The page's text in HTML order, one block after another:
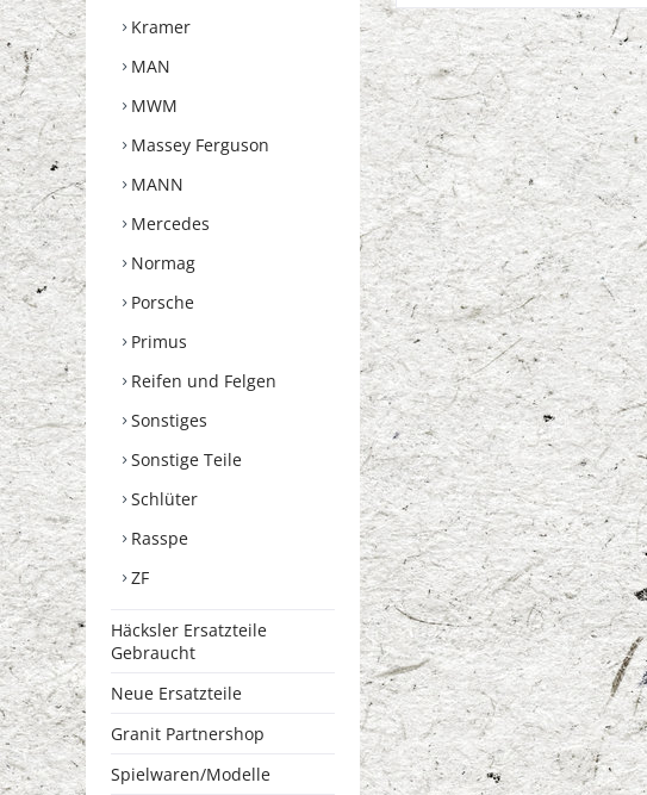
Kramer
MAN
MWM
Massey Ferguson
MANN
Mercedes
Normag
Porsche
Primus
Reifen und Felgen
Sonstiges
Sonstige Teile
Schlüter
Rasspe
ZF
Häcksler Ersatzteile
Gebraucht
Neue Ersatzteile
Granit Partnershop
Spielwaren/Modelle